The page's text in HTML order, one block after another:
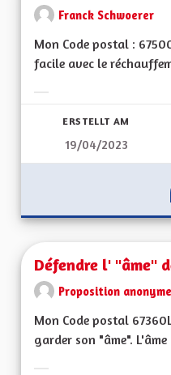
Franck Schwoerer
Mon Code postal :
facile avec le
ERSTELLT AM
19/04/2023
Défendre l' "âme"
Proposition anonyme
Mon Code postal
garder son "âme".